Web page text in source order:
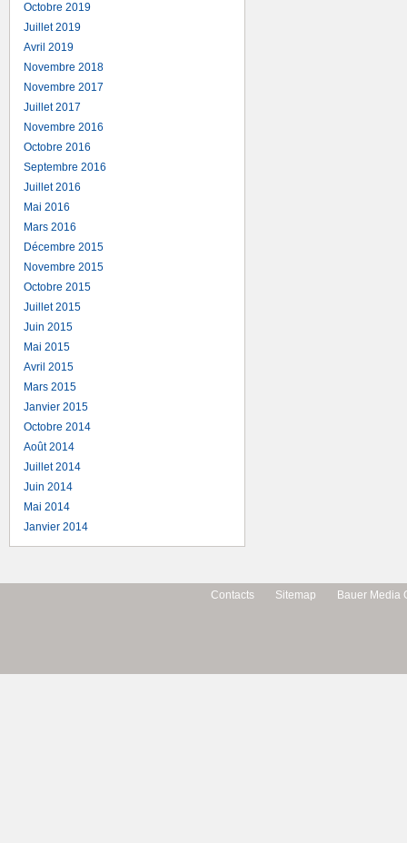
Octobre 2019
Juillet 2019
Avril 2019
Novembre 2018
Novembre 2017
Juillet 2017
Novembre 2016
Octobre 2016
Septembre 2016
Juillet 2016
Mai 2016
Mars 2016
Décembre 2015
Novembre 2015
Octobre 2015
Juillet 2015
Juin 2015
Mai 2015
Avril 2015
Mars 2015
Janvier 2015
Octobre 2014
Août 2014
Juillet 2014
Juin 2014
Mai 2014
Janvier 2014
Contacts Sitemap Bauer Media